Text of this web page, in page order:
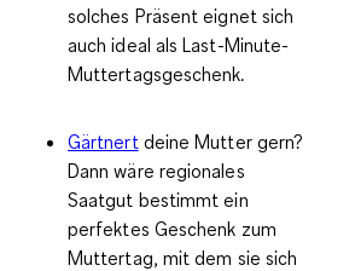
solches Präsent eignet sich
auch ideal als Last-Minute-
Muttertagsgeschenk.
Gärtnert deine Mutter gern?
Dann wäre regionales
Saatgut bestimmt ein
perfektes Geschenk zum
Muttertag, mit dem sie sich